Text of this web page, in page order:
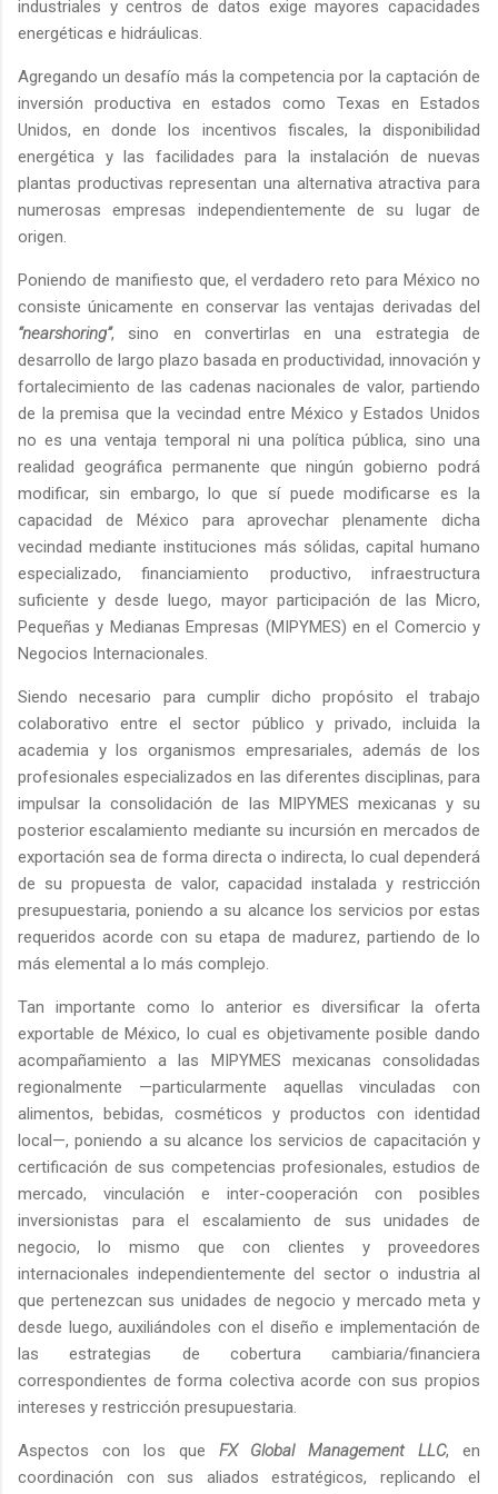
industriales y centros de datos exige mayores capacidades
energéticas e hidráulicas.
Agregando un desafío más la competencia por la captación de
inversión productiva en estados como Texas en Estados
Unidos, en donde los incentivos fiscales, la disponibilidad
energética y las facilidades para la instalación de nuevas
plantas productivas representan una alternativa atractiva para
numerosas empresas independientemente de su lugar de
origen.
Poniendo de manifiesto que, el verdadero reto para México no
consiste únicamente en conservar las ventajas derivadas del
“nearshoring”, sino en convertirlas en una estrategia de
desarrollo de largo plazo basada en productividad, innovación y
fortalecimiento de las cadenas nacionales de valor, partiendo
de la premisa que la vecindad entre México y Estados Unidos
no es una ventaja temporal ni una política pública, sino una
realidad geográfica permanente que ningún gobierno podrá
modificar, sin embargo, lo que sí puede modificarse es la
capacidad de México para aprovechar plenamente dicha
vecindad mediante instituciones más sólidas, capital humano
especializado, financiamiento productivo, infraestructura
suficiente y desde luego, mayor participación de las Micro,
Pequeñas y Medianas Empresas (MIPYMES) en el Comercio y
Negocios Internacionales.
Siendo necesario para cumplir dicho propósito el trabajo
colaborativo entre el sector público y privado, incluida la
academia y los organismos empresariales, además de los
profesionales especializados en las diferentes disciplinas, para
impulsar la consolidación de las MIPYMES mexicanas y su
posterior escalamiento mediante su incursión en mercados de
exportación sea de forma directa o indirecta, lo cual dependerá
de su propuesta de valor, capacidad instalada y restricción
presupuestaria, poniendo a su alcance los servicios por estas
requeridos acorde con su etapa de madurez, partiendo de lo
más elemental a lo más complejo.
Tan importante como lo anterior es diversificar la oferta
exportable de México, lo cual es objetivamente posible dando
acompañamiento a las MIPYMES mexicanas consolidadas
regionalmente —particularmente aquellas vinculadas con
alimentos, bebidas, cosméticos y productos con identidad
local—, poniendo a su alcance los servicios de capacitación y
certificación de sus competencias profesionales, estudios de
mercado, vinculación e inter-cooperación con posibles
inversionistas para el escalamiento de sus unidades de
negocio, lo mismo que con clientes y proveedores
internacionales independientemente del sector o industria al
que pertenezcan sus unidades de negocio y mercado meta y
desde luego, auxiliándoles con el diseño e implementación de
las estrategias de cobertura cambiaria/financiera
correspondientes de forma colectiva acorde con sus propios
intereses y restricción presupuestaria.
Aspectos con los que FX Global Management LLC, en
coordinación con sus aliados estratégicos, replicando el